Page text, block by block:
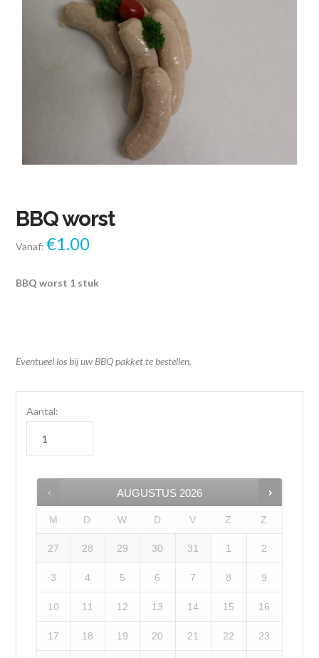
BBQ worst
Vanaf:€1.00
BBQ worst 1 stuk
Eventueel los bij uw BBQ pakket te bestellen.
Aantal:
AUGUSTUS 2026
M D W D V Z Z
27 28 29 30 31 1 2
3 4 5 6 7 8 9
10 11 12 13 14 15 16
17 18 19 20 21 22 23